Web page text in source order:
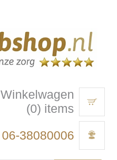
Winkelwagen
(0) items
06-38080006